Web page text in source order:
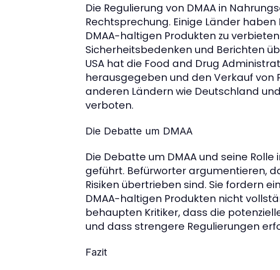
Die Regulierung von DMAA in
Rechtsprechung. Einige Länder
DMAA-haltigen Produkten zu
Sicherheitsbedenken und Berichten
USA hat die Food and Drug
herausgegeben und den Verkauf von
anderen Ländern wie Deutschland
verboten.
Die Debatte um DMAA
Die Debatte um DMAA und seine
geführt. Befürworter argumentieren,
Risiken übertrieben sind. Sie fordern
DMAA-haltigen Produkten nicht
behaupten Kritiker, dass die
und dass strengere Regulierungen
Fazit